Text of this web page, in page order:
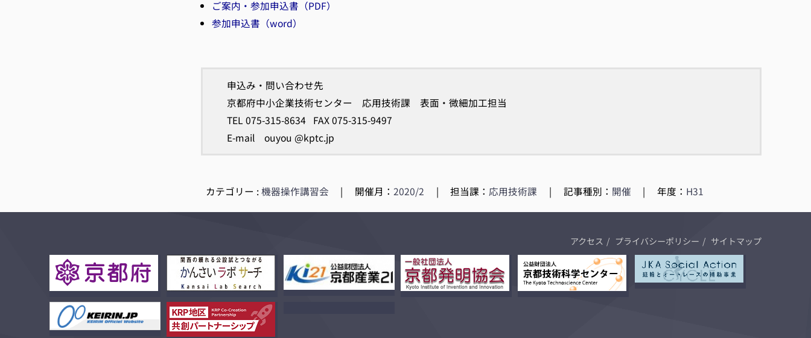
ご案内・参加申込書（PDF）
参加申込書（word）
申込み・問い合わせ先
京都府中小企業技術センター 応用技術課 表面・微細加工担当
TEL 075-315-8634 FAX 075-315-9497
E-mail ouyou @kptc.jp
カテゴリー :機器操作講習会 | 開催月：2020/2 | 担当課： 応用技術課 | 記事種別： 開催 | 年度： H31
アクセス プライバシーポリシー サイトマップ